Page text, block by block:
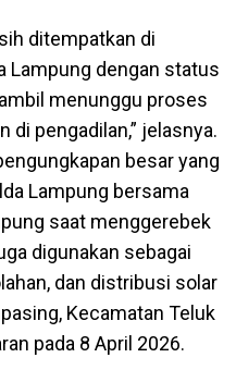
ditempatkan di
Lampung dengan status
menunggu proses
di pengadilan,” jelasnya.
besar yang
Lampung bersama
saat menggerebek
digunakan sebagai
dan distribusi solar
Kecamatan Teluk
pada 8 April 2026.